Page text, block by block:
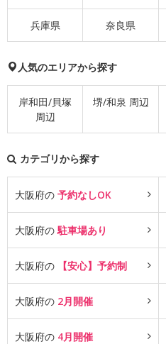
兵庫県 奈良県
人気のエリアから探す
岸和田/貝塚
周辺
堺/和泉 周辺
カテゴリから探す
大阪府の 予約なしOK
大阪府の駐車場あり
大阪府の 【安心】予約制
大阪府の 2月開催
大阪府の 4月開催